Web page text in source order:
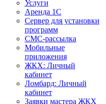
Услуги
Аренда 1С
Сервер для установки
программ
СМС-рассылка
Мобильные
приложения
ЖКХ: Личный
кабинет
Ломбард: Личный
кабинет
Заявки мастера ЖКХ